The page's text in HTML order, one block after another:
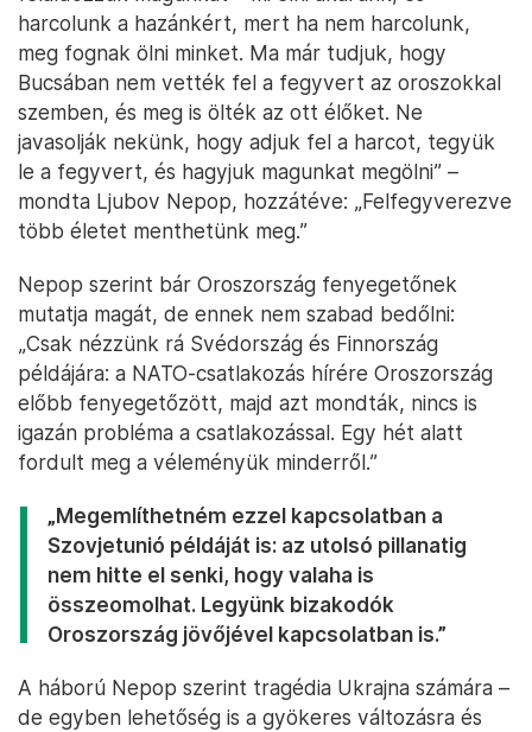
harcolunk a hazánkért, mert ha nem harcolunk,
meg fognak ölni minket. Ma már tudjuk, hogy
Bucsában nem vették fel a fegyvert az oroszokkal
szemben, és meg is ölték az ott élőket. Ne
javasolják nekünk, hogy adjuk fel a harcot, tegyük
le a fegyvert, és hagyjuk magunkat megölni” –
mondta Ljubov Nepop, hozzátéve: „Felfegyverezve
több életet menthetünk meg.”
Nepop szerint bár Oroszország fenyegetőnek
mutatja magát, de ennek nem szabad bedőlni:
„Csak nézzünk rá Svédország és Finnország
példájára: a NATO-csatlakozás hírére Oroszország
előbb fenyegetőzött, majd azt mondták, nincs is
igazán probléma a csatlakozással. Egy hét alatt
fordult meg a véleményük minderről.”
„Megemlíthetném ezzel kapcsolatban a
Szovjetunió példáját is: az utolsó pillanatig
nem hitte el senki, hogy valaha is
összeomolhat. Legyünk bizakodók
Oroszország jövőjével kapcsolatban is.”
A háború Nepop szerint tragédia Ukrajna számára –
de egyben lehetőség is a gyökeres változásra és